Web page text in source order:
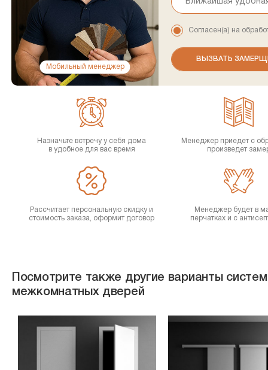
Мобильный менеджер
Согласен(а) на
Назначьте встречу у себя дома
в удобное для вас время
Менеджер приедет с
произведет
Рассчитает персональную скидку и
стоимость заказа, оформит договор
Менеджер будет в
перчатках и с
Посмотрите также другие варианты
межкомнатных дверей